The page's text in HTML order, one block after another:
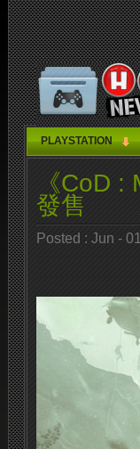
PLAYSTATION
《CoD
發售
Posted : Jun -